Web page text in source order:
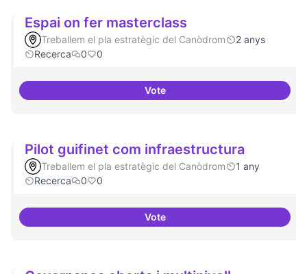
Espai on fer masterclass
Treballem el pla estratègic del Canòdrom
2 anys
Recerca
0 0
VoteEspai on fer masterclass
Pilot guifinet com infraestructura
Treballem el pla estratègic del Canòdrom
1 any
Recerca
0 0
VotePilot guifinet com